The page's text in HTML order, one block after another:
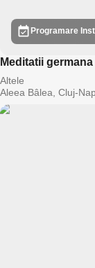
Programare
Meditatii germana
Altele
Aleea Bâlea, Cluj-